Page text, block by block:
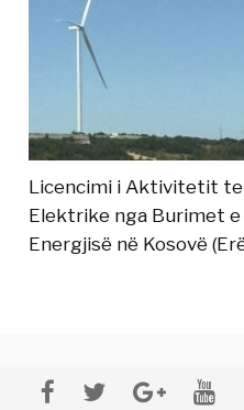
Licencimi i Aktivitetit
Elektrike nga Burimet
Energjisë në Kosovë